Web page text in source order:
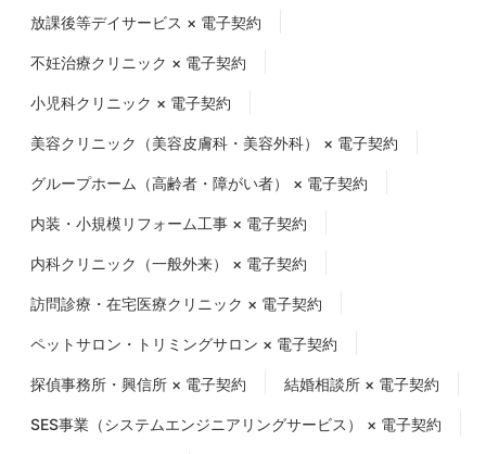
放課後等デイサービス × 電子契約
不妊治療クリニック × 電子契約
小児科クリニック × 電子契約
美容クリニック（美容皮膚科・美容外科） × 電子契約
グループホーム（高齢者・障がい者） × 電子契約
内装・小規模リフォーム工事 × 電子契約
内科クリニック（一般外来） × 電子契約
訪問診療・在宅医療クリニック × 電子契約
ペットサロン・トリミングサロン × 電子契約
探偵事務所・興信所 × 電子契約 結婚相談所 × 電子契約
SES事業（システムエンジニアリングサービス） × 電子契約